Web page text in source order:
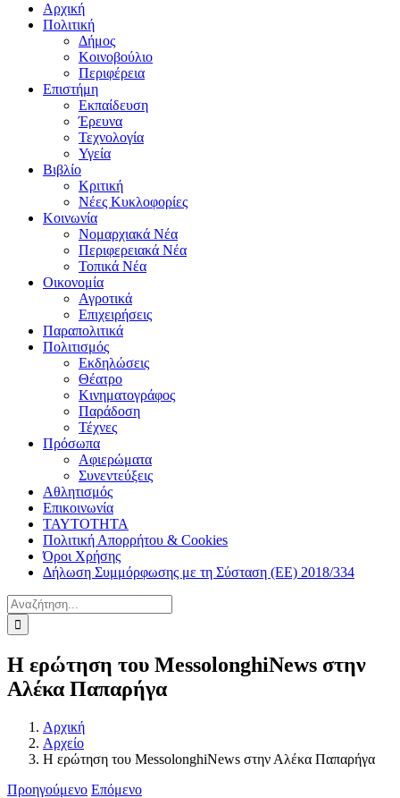
Αρχική
Πολιτική
Δήμος
Κοινοβούλιο
Περιφέρεια
Επιστήμη
Εκπαίδευση
Έρευνα
Τεχνολογία
Υγεία
Βιβλίο
Κριτική
Νέες Κυκλοφορίες
Κοινωνία
Νομαρχιακά Νέα
Περιφερειακά Νέα
Τοπικά Νέα
Οικονομία
Αγροτικά
Επιχειρήσεις
Παραπολιτικά
Πολιτισμός
Εκδηλώσεις
Θέατρο
Κινηματογράφος
Παράδοση
Τέχνες
Πρόσωπα
Αφιερώματα
Συνεντεύξεις
Αθλητισμός
Επικοινωνία
ΤΑΥΤΟΤΗΤΑ
Πολιτική Απορρήτου & Cookies
Όροι Χρήσης
Δήλωση Συμμόρφωσης με τη Σύσταση (ΕΕ) 2018/334
Αναζήτηση
για:
Η ερώτηση του MessolonghiNews στην
Αλέκα Παπαρήγα
Αρχική
Αρχείο
Η ερώτηση του MessolonghiNews στην Αλέκα Παπαρήγα
Προηγούμενο Επόμενο